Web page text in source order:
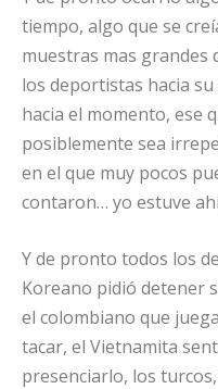
tiempo, algo que se
muestras mas
los deportistas hacia
hacia el momento, ese
posiblemente sea
en el que muy pocos
contaron… yo estuve
Y de pronto todos los
Koreano pidió detener
el colombiano que
tacar, el Vietnamita
presenciarlo, los